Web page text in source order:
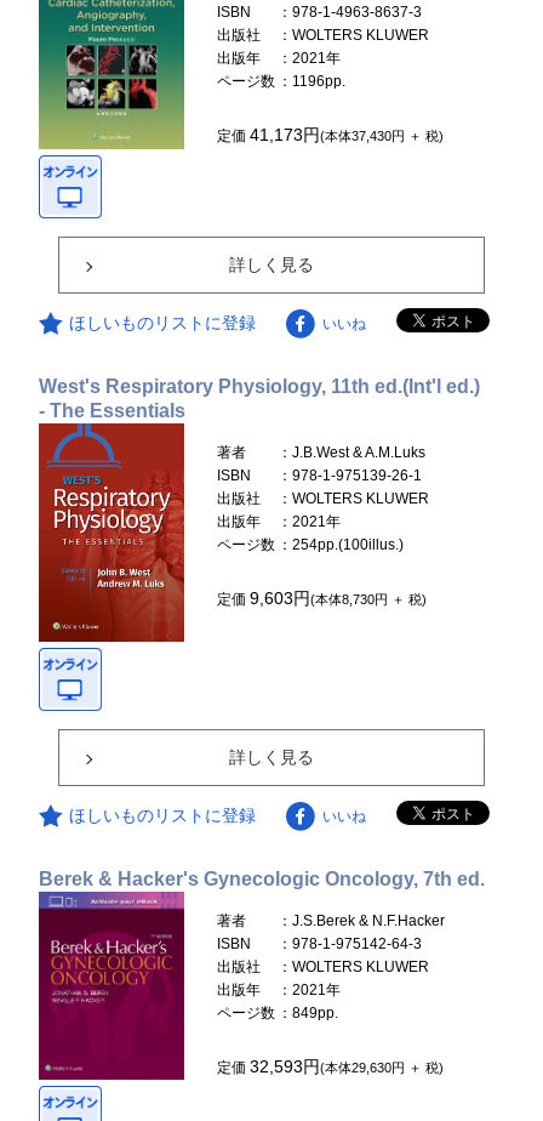
ISBN
：978-1-4963-8637-3
出版社
：WOLTERS KLUWER
出版年
：2021年
ページ数 ：1196pp.
定価41,173円(本体37,430円 ＋ 税)
詳しく見る
ほしいものリストに登録 いいね
West's Respiratory Physiology, 11th ed.(Int'l ed.)
- The Essentials
著者
：J.B.West & A.M.Luks
ISBN
：978-1-975139-26-1
出版社
：WOLTERS KLUWER
出版年
：2021年
ページ数 ：254pp.(100illus.)
定価9,603円(本体8,730円 ＋ 税)
詳しく見る
ほしいものリストに登録 いいね
Berek & Hacker's Gynecologic Oncology, 7th ed.
著者
：J.S.Berek & N.F.Hacker
ISBN
：978-1-975142-64-3
出版社
：WOLTERS KLUWER
出版年
：2021年
ページ数 ：849pp.
定価32,593円(本体29,630円 ＋ 税)